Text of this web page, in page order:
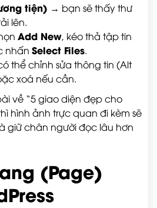
tiện) → bạn sẽ thấy thư
lên.
Add New, kéo thả tập tin
nhấn Select Files.
thể chỉnh sửa thông tin (Alt
xoá nếu cần.
về “5 giao diện đẹp cho
hình ảnh trực quan đi kèm sẽ
giữ chân người đọc lâu hơn
(Page)